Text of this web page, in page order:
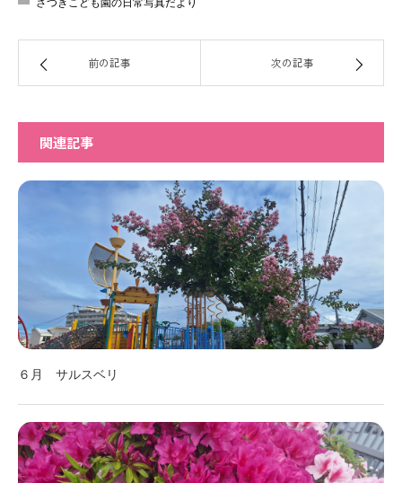
前の記事 次の記事
関連記事
６月 サルスベリ